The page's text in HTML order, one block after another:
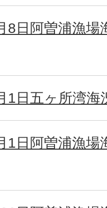
8日阿曽浦漁場
1日五ヶ所湾海
1日阿曽浦漁場